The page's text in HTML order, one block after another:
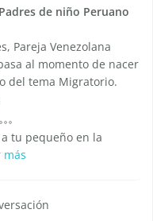
de niño Peruano
Pareja Venezolana
al momento de nacer
del tema Migratorio.
tu pequeño en la
más